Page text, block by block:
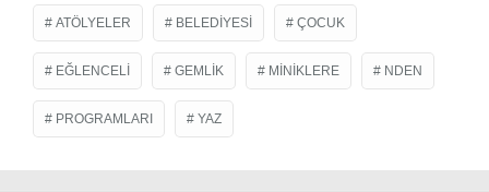
ATÖLYELER BELEDIYESI ÇOCUK
EĞLENCELI GEMLIK MINIKLERE NDEN
PROGRAMLARI YAZ